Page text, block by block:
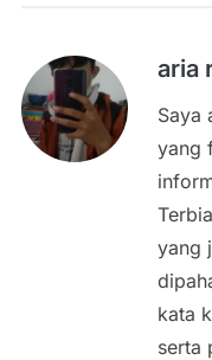
aria
Saya
yang
yang
kata
serta